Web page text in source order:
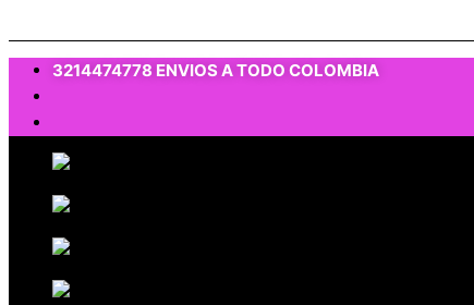
3214474778 ENVIOS A TODO COLOMBIA